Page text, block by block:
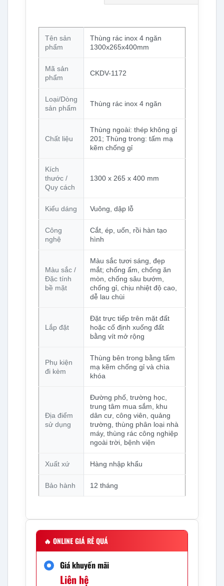
Tên sản
phẩm
Thùng rác inox 4 ngăn
1300x265x400mm
Mã sản
phẩm
CKDV-1172
Loại/Dòng
sản phẩm
Thùng rác inox 4 ngăn
Chất liệu
Thùng ngoài: thép không gỉ
201; Thùng trong: tấm mạ
kẽm chống gỉ
Kích
thước /
Quy cách
1300 x 265 x 400 mm
Kiểu dáng Vuông, dập lỗ
Công
nghệ
Cắt, ép, uốn, rồi hàn tạo
hình
Màu sắc /
Đặc tính
bề mặt
Màu sắc tươi sáng, đẹp
mắt; chống ẩm, chống ăn
mòn, chống sâu bướm,
chống gỉ, chịu nhiệt độ cao,
dễ lau chùi
Lắp đặt
Đặt trực tiếp trên mặt đất
hoặc cố định xuống đất
bằng vít mở rộng
Phụ kiện
đi kèm
Thùng bên trong bằng tấm
mạ kẽm chống gỉ và chìa
khóa
Địa điểm
sử dụng
Đường phố, trường học,
trung tâm mua sắm, khu
dân cư, công viên, quảng
trường, thùng phân loại nhà
máy, thùng rác công nghiệp
ngoài trời, bệnh viện
Xuất xứ Hàng nhập khẩu
Bảo hành 12 tháng
🔥 ONLINE GIÁ RẺ QUÁ
Giá khuyến mãi
Liên hệ